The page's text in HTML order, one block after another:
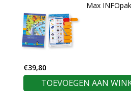
Max
€39,80
TOEVOEGEN AAN